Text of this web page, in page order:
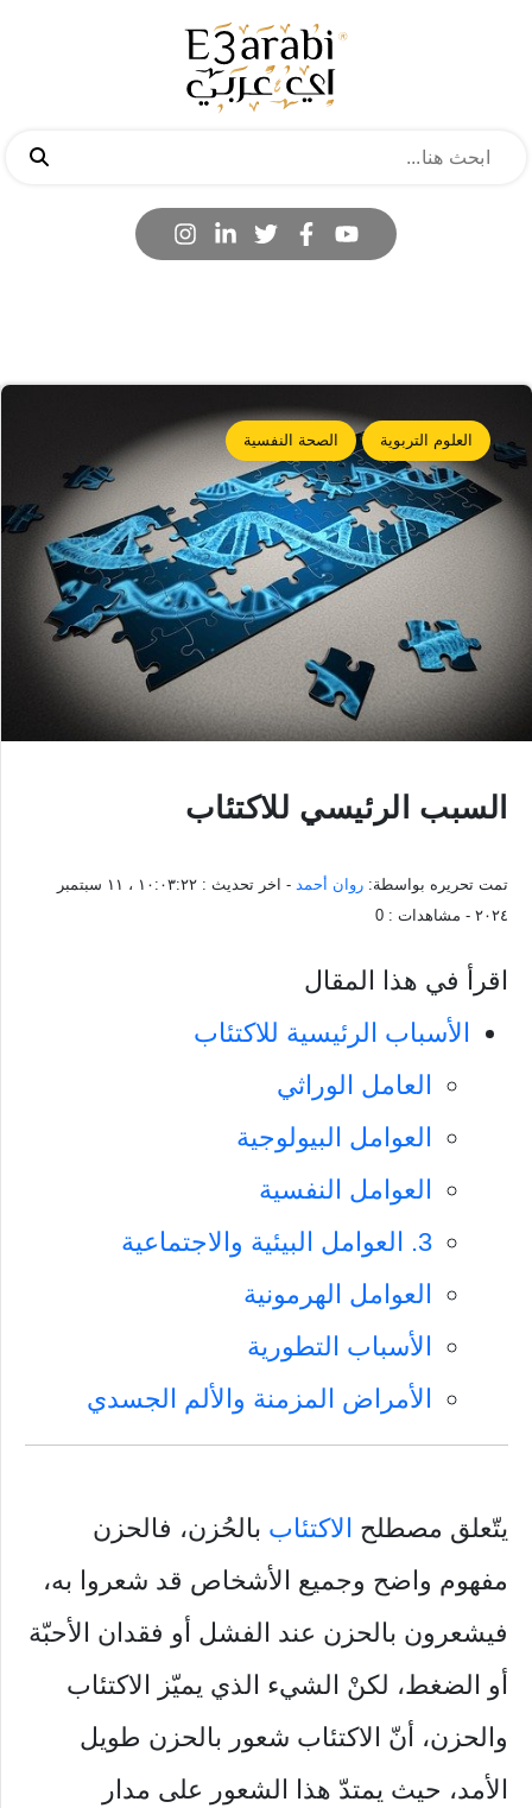
العلوم التربوية الصحة النفسية
السبب الرئيسي للاكتئاب
تمت تحريره بواسطة: روان أحمد - اخر تحديث :
١٠:٠٣:٢٢ ، ١١ سبتمبر
٢٠٢٤ - مشاهدات : 0
اقرأ في هذا المقال
الأسباب الرئيسية للاكتئاب
العامل الوراثي
العوامل البيولوجية
العوامل النفسية
3. العوامل البيئية والاجتماعية
العوامل الهرمونية
الأسباب التطورية
الأمراض المزمنة والألم الجسدي
يتّعلق مصطلح الاكتئاب بالحُزن، فالحزن
مفهوم واضح وجميع الأشخاص قد شعروا به،
فيشعرون بالحزن عند الفشل أو فقدان الأحبّة
أو الضغط، لكنْ الشيء الذي يميّز الاكتئاب
والحزن، أنّ الاكتئاب شعور بالحزن طويل
الأمد، حيث يمتدّ هذا الشعور على مدار